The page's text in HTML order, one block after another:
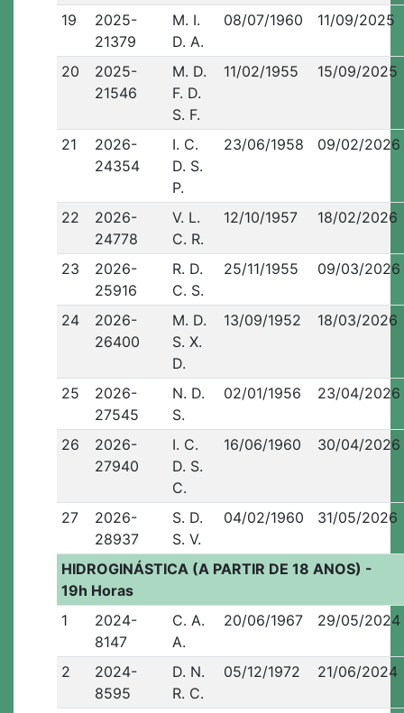
19
2025-
21379
M. I.
D. A.
08/07/1960 11/09/2025
20
2025-
21546
M. D.
F. D.
S. F.
11/02/1955 15/09/2025
21
2026-
24354
I. C.
D. S.
P.
23/06/1958 09/02/2026
22
2026-
24778
V. L.
C. R.
12/10/1957 18/02/2026
23
2026-
25916
R. D.
C. S.
25/11/1955 09/03/2026
24
2026-
26400
M. D.
S. X.
D.
13/09/1952 18/03/2026
25
2026-
27545
N. D.
S.
02/01/1956 23/04/2026
26
2026-
27940
I. C.
D. S.
C.
16/06/1960 30/04/2026
27
2026-
28937
S. D.
S. V.
04/02/1960 31/05/2026
HIDROGINÁSTICA (A PARTIR DE 18 ANOS) -
19h Horas
1
2024-
8147
C. A.
A.
20/06/1967 29/05/2024
2
2024-
8595
D. N.
R. C.
05/12/1972 21/06/2024